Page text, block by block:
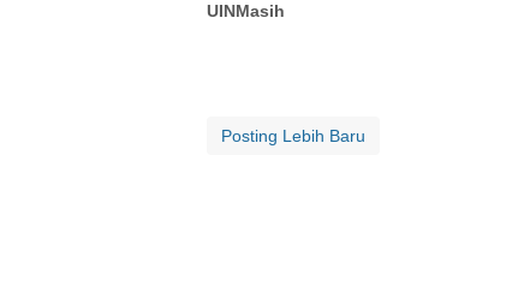
UINMasih
Posting Lebih Baru